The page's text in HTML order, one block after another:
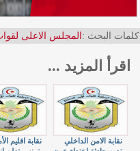
كلمات البحث : المجلس الاعلى
اقرأ المزيد ...
نقابة اقليم
نقابة الامن الداخلي